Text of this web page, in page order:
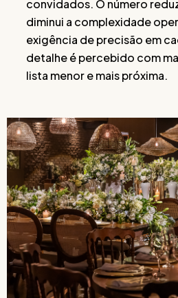
convidados. O número
diminui a complexidade
exigência de precisão em
detalhe é percebido com
lista menor e mais próxima.